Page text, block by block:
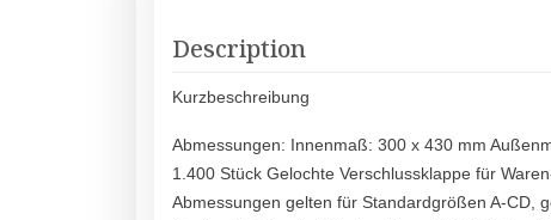
Description
Kurzbeschreibung
Abmessungen: Innenmaß: 300 x 430 mm
1.400 Stück Gelochte Verschlussklappe für
Abmessungen gelten für Standardgrößen A-CD,